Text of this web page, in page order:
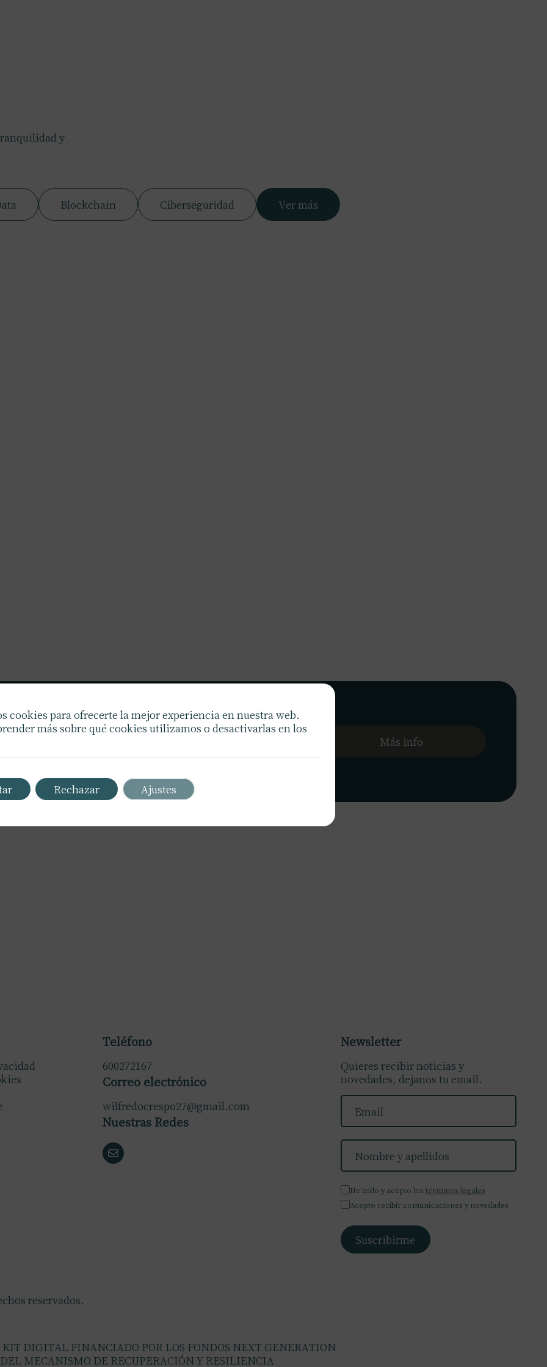
y
Blockchain Ciberseguridad Ver más
Confíe en Wilfredo Crespo para un transporte ágil y
seguro. Experiencia y compromiso nos distinguen.
Más info
Teléfono
600272167
Correo electrónico
wilfredocrespo27@gmail.com
Nuestras Redes
Newsletter
Quieres recibir noticias y
novedades, dejanos tu email.
He leído y acepto los términos legales
Acepto recibir comunicaciones y novedades
reservados.
KIT DIGITAL FINANCIADO POR LOS FONDOS NEXT GENERATION
DEL MECANISMO DE RECUPERACIÓN Y RESILIENCIA
cookies para ofrecerte la mejor experiencia en nuestra web.
más sobre qué cookies utilizamos o desactivarlas en los
Rechazar Ajustes